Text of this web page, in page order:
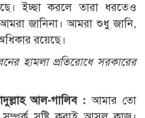
ইচ্ছা করলে তারা ধরতেও
জানিনা। আমরা শুধু জানি,
রয়েছে।
হামলা প্রতিরোধে সরকারের
আল-গালিব : আমার তো